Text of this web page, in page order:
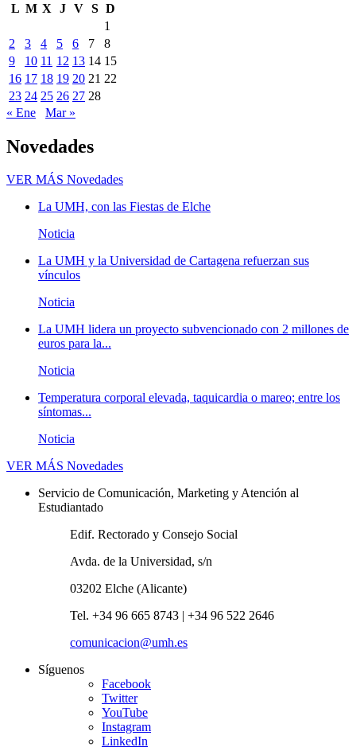
L M X J V S D
1
2
3 4 5 6 7
8
9
10 11 12 13 14 15
16 17 18 19 20 21 22
23 24 25 26 27 28
« Ene
Mar »
Novedades
VER MÁS Novedades
La UMH, con las Fiestas de Elche
Noticia
La UMH y la Universidad de Cartagena refuerzan sus
vínculos
Noticia
La UMH lidera un proyecto subvencionado con 2 millones de
euros para la...
Noticia
Temperatura corporal elevada, taquicardia o mareo; entre los
síntomas...
Noticia
VER MÁS Novedades
Servicio de Comunicación, Marketing y Atención al
Estudiantado
Edif. Rectorado y Consejo Social
Avda. de la Universidad, s/n
03202 Elche (Alicante)
Tel. +34 96 665 8743 | +34 96 522 2646
comunicacion@umh.es
Síguenos
Facebook
Twitter
YouTube
Instagram
LinkedIn